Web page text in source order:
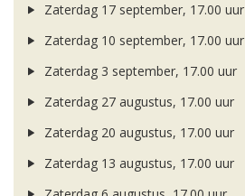
Zaterdag 17 september, 17.00 uur
Zaterdag 10 september, 17.00 uur
Zaterdag 3 september, 17.00 uur
Zaterdag 27 augustus, 17.00 uur
Zaterdag 20 augustus, 17.00 uur
Zaterdag 13 augustus, 17.00 uur